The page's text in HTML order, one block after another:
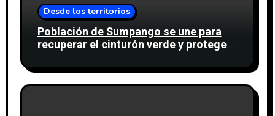
Desde los territorios
Población de Sumpango se une para
recuperar el cinturón verde y proteger